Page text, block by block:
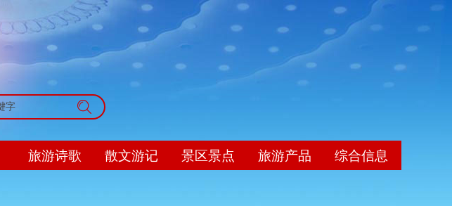
搜索
旅游诗歌 散文游记 景区景点 旅游产品 综合信息